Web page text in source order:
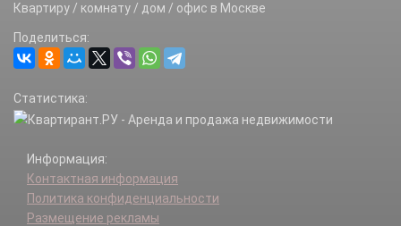
Квартиру / комнату / дом / офис в Москве
Поделиться:
Статистика:
Информация:
Контактная информация
Политика конфиденциальности
Размещение рекламы